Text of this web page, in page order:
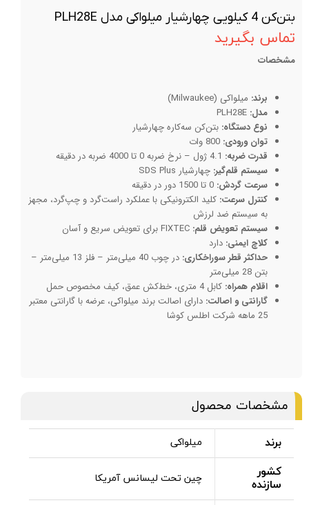
بتن‌کن 4 کیلویی چهارشیار میلواکی مدل PLH28E
تماس بگیرید
مشخصات
برند: میلواکی (Milwaukee)
مدل:
نوع دستگاه: بتن‌کن سه‌کاره چهارشیار
توان ورودی:
قدرت ضربه:
سیستم قلم‌گیر: چهارشیار SDS Plus
سرعت گردش:
کنترل سرعت: کلید الکترونیکی با عملکرد راست‌گرد و چپ‌گرد، مجهز
به سیستم ضد لرزش
سیستم تعویض قلم:
کلاچ ایمنی: دارد
حداکثر قطر سوراخکاری:
در چوب 40 میلی‌متر – فلز 13 میلی‌متر –
بتن 28 میلی‌متر
اقلام همراه: کابل 4 متری، خط‌کش عمق، کیف مخصوص حمل
گارانتی و اصالت: دارای اصالت برند میلواکی، عرضه با گارانتی معتبر
25 ماهه شرکت اطلس کوشا
مشخصات محصول
برند میلواکی
کشور
سازنده
چین تحت لیسانس آمریکا